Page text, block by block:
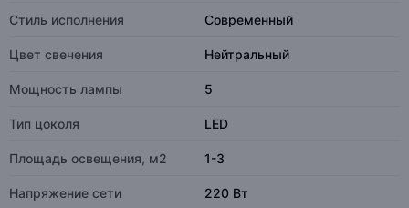
Стиль исполнения Современный
Цвет свечения Нейтральный
Мощность лампы 5
Тип цоколя LED
Площадь освещения, м2 1-3
Напряжение сети 220 Вт